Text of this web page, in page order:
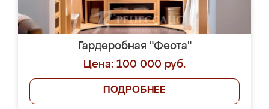
Гардеробная "Феота"
Цена: 100 000 руб.
ПОДРОБНЕЕ